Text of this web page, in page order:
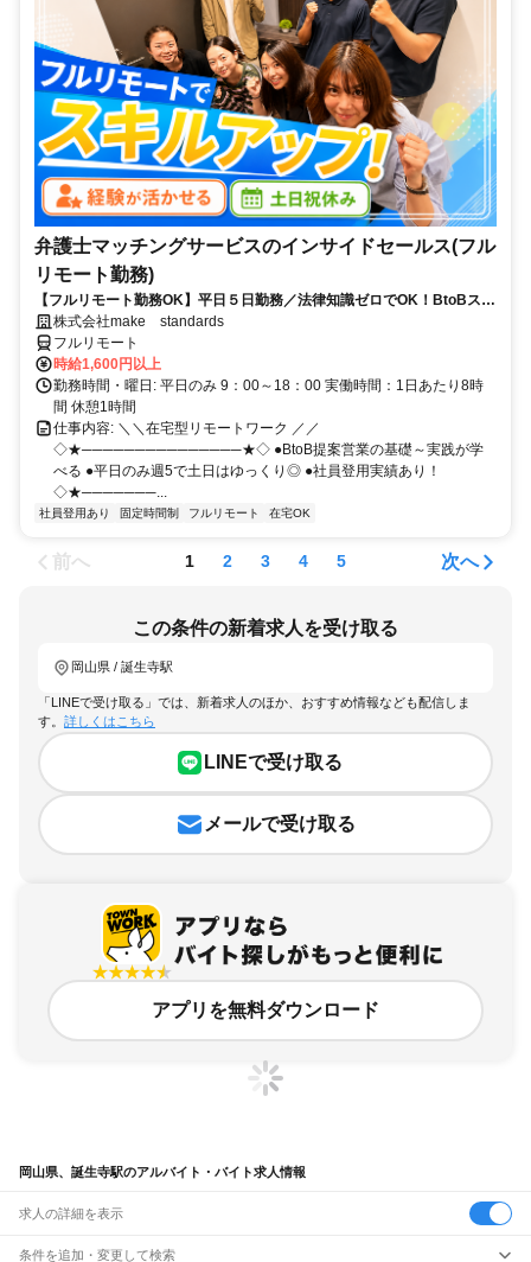
弁護士マッチングサービスのインサイドセールス(フル
リモート勤務)
【フルリモート勤務OK】平日５日勤務／法律知識ゼロでOK！BtoBスキ
ルが身につく営業職
株式会社make standards
フルリモート
時給1,600円以上
勤務時間・曜日: 平日のみ 9：00～18：00 実働時間：1日あたり8時
間 休憩1時間
仕事内容: ＼＼在宅型リモートワーク ／／
◇★───────────────★◇ ●BtoB提案営業の基礎～実践が学
べる ●平日のみ週5で土日はゆっくり◎ ●社員登用実績あり！
◇★───────...
社員登用あり 固定時間制 フルリモート 在宅OK
前へ 1 2 3 4 5 次へ
この条件の新着求人を受け取る
岡山県 / 誕生寺駅
「LINEで受け取る」では、新着求人のほか、おすすめ情報なども配信しま
す。 詳しくはこちら
LINEで受け取る
メールで受け取る
アプリを無料ダウンロード
岡山県、誕生寺駅のアルバイト・バイト求人情報
求人の詳細を表示
条件を追加・変更して検索